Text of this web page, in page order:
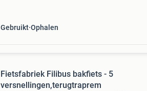
Gebruikt Ophalen
Fietsfabriek Filibus bakfiets - 5
versnellingen,terugtraprem